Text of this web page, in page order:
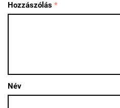
Hozzászólás *
Név